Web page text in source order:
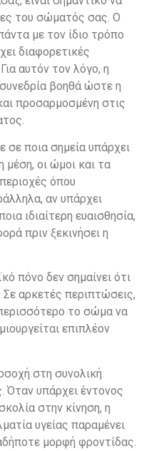
του σώματός σας. Ο
με τον ίδιο τρόπο
διαφορετικές
αυτόν τον λόγο, η
βοηθά ώστε η
προσαρμοσμένη στις
σε ποια σημεία υπάρχει
μέση, οι ώμοι και τα
όπου
αν υπάρχει
ιδιαίτερη ευαισθησία,
πριν ξεκινήσει η
πόνο δεν σημαίνει ότι
Σε αρκετές περιπτώσεις,
το σώμα να
επιπλέον
στη συνολική
Όταν υπάρχει έντονος
στην κίνηση, η
υγείας παραμένει
μορφή φροντίδας.